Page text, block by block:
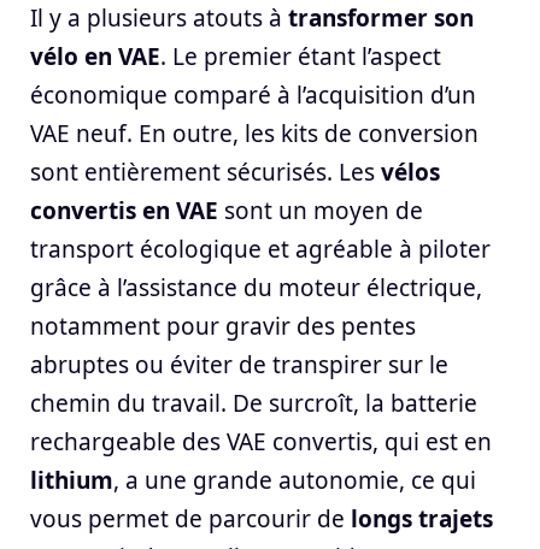
Il y a plusieurs atouts à transformer son
vélo en VAE. Le premier étant l’aspect
économique comparé à l’acquisition d’un
VAE neuf. En outre, les kits de conversion
sont entièrement sécurisés. Lesvélos
convertis en VAE sont un moyen de
transport écologique et agréable à piloter
grâce à l’assistance du moteur électrique,
notamment pour gravir des pentes
abruptes ou éviter de transpirer sur le
chemin du travail. De surcroît, la batterie
rechargeable des VAE convertis, qui est en
lithium, a une grande autonomie, ce qui
vous permet de parcourir de longs trajets